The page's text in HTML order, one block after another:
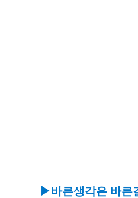
▶바른생각은 바른